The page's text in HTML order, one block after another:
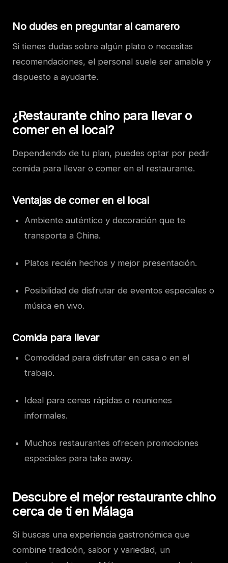
No dudes en preguntar al camarero
Si tienes dudas sobre algún plato o necesitas
recomendaciones, el personal suele ser amable y
dispuesto a ayudarte.
¿Restaurante chino para llevar o
comer en el local?
Dependiendo de tu plan, puedes optar por pedir
comida para llevar o comer en el restaurante.
Ventajas de comer en el local
Ambiente auténtico y decoración que te
transporta a China.
Platos recién hechos y mejor presentación.
Posibilidad de disfrutar de eventos especiales o
música en vivo.
Comida para llevar
Comodidad para disfrutar en casa o en el
trabajo.
Ideal para cenas rápidas o reuniones
informales.
Muchos restaurantes ofrecen promociones
especiales para take away.
Descubre el mejor restaurante chino
cerca de ti en Málaga
Si buscas una experiencia gastronómica que
combine tradición, sabor y variedad, un